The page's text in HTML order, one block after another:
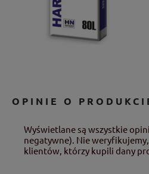
OPINIE O
Wyświetlane są wszystkie
negatywne). Nie
klientów, którzy kupili dany